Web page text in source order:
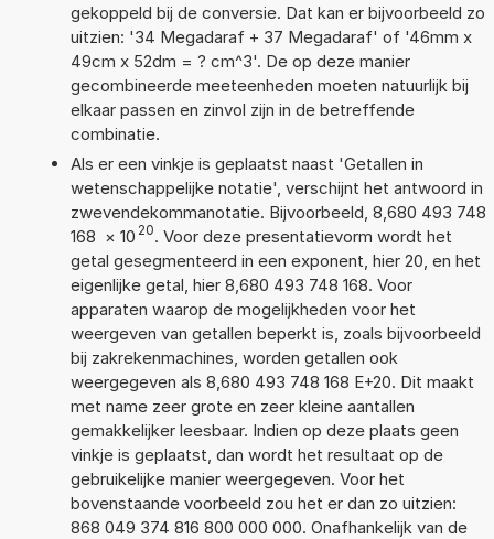
gekoppeld bij de conversie. Dat kan er bijvoorbeeld zo
uitzien: '34 Megadaraf + 37 Megadaraf' of '46mm x
49cm x 52dm = ? cm^3'. De op deze manier
gecombineerde meeteenheden moeten natuurlijk bij
elkaar passen en zinvol zijn in de betreffende
combinatie.
Als er een vinkje is geplaatst naast 'Getallen in
wetenschappelijke notatie', verschijnt het antwoord in
zwevendekommanotatie. Bijvoorbeeld, 8,680 493 748
168 × 10 20. Voor deze presentatievorm wordt het
getal gesegmenteerd in een exponent, hier 20, en het
eigenlijke getal, hier 8,680 493 748 168. Voor
apparaten waarop de mogelijkheden voor het
weergeven van getallen beperkt is, zoals bijvoorbeeld
bij zakrekenmachines, worden getallen ook
weergegeven als 8,680 493 748 168 E+20. Dit maakt
met name zeer grote en zeer kleine aantallen
gemakkelijker leesbaar. Indien op deze plaats geen
vinkje is geplaatst, dan wordt het resultaat op de
gebruikelijke manier weergegeven. Voor het
bovenstaande voorbeeld zou het er dan zo uitzien:
868 049 374 816 800 000 000. Onafhankelijk van de